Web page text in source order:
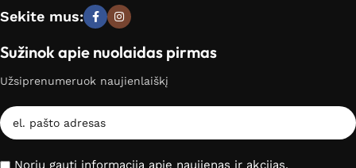
Sekite mus:
Sužinok apie nuolaidas pirmas
Užsiprenumeruok naujienlaiškį